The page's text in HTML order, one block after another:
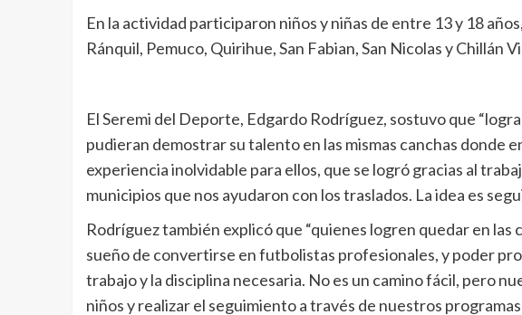
En la actividad participaron niños y niñas de entre 13 y 18
Ránquil, Pemuco, Quirihue, San Fabian, San Nicolas y Chillán
El Seremi del Deporte, Edgardo Rodríguez, sostuvo que
pudieran demostrar su talento en las mismas canchas donde
experiencia inolvidable para ellos, que se logró gracias al
municipios que nos ayudaron con los traslados. La idea es
Rodríguez también explicó que “quienes logren quedar en las
sueño de convertirse en futbolistas profesionales, y poder
trabajo y la disciplina necesaria. No es un camino fácil, pero
niños y realizar el seguimiento a través de nuestros